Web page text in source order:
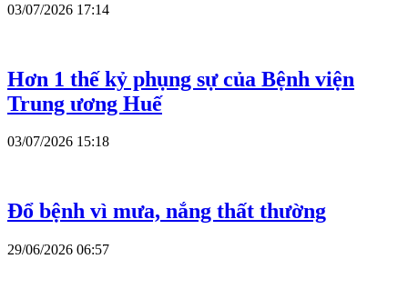
03/07/2026 17:14
Hơn 1 thế kỷ phụng sự của Bệnh viện
Trung ương Huế
03/07/2026 15:18
Đổ bệnh vì mưa, nắng thất thường
29/06/2026 06:57